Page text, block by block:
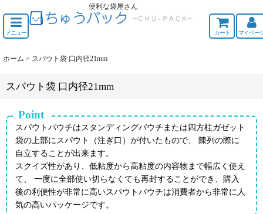
便利な袋屋さん
メニュー カート マイペー
ホーム > スパウト袋 口内径21mm
スパウト袋 口内径21mm
Point
スパウトパウチはスタンディングパウチまたは四方柱ガゼット
袋の上部にスパウト（注ぎ口）が付いたもので、 陳列の際に
自立することが出来ます。
スクイズ性があり、低粘度から高粘度の内容物まで幅広く使え
て、 一度に全部使い切らなくても再封することができ、購入
後の利便性が非常に高いスパウトパウチは消費者から非常に人
気の高いパッケージです。